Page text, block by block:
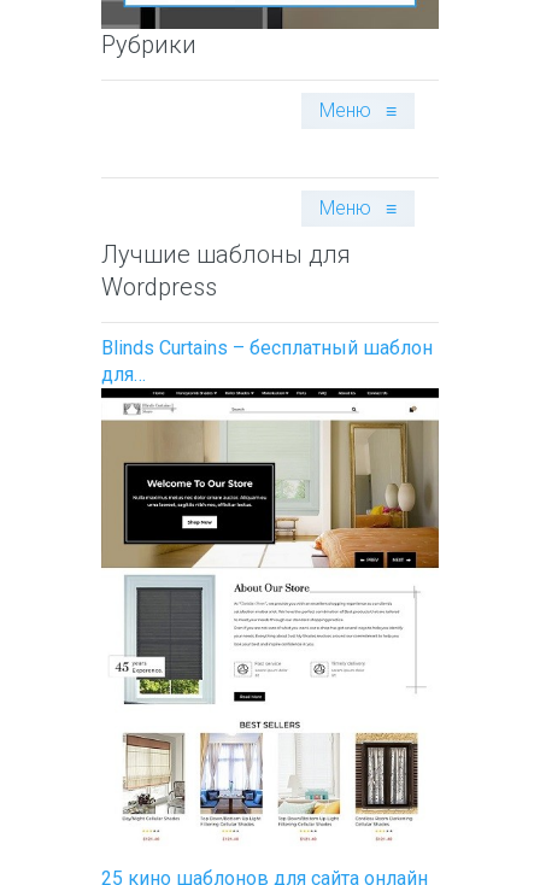
Рубрики
Меню ≡
Меню ≡
Лучшие шаблоны для
Wordpress
Blinds Curtains – бесплатный шаблон
для…
25 кино шаблонов для сайта онлайн